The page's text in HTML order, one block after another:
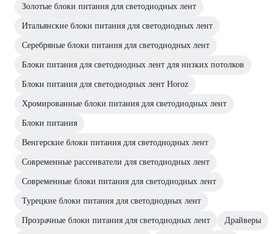
Золотые блоки питания для светодиодных лент
Итальянские блоки питания для светодиодных лент
Серебряные блоки питания для светодиодных лент
Блоки питания для светодиодных лент для низких потолков
Блоки питания для светодиодных лент Horoz
Хромированные блоки питания для светодиодных лент
Блоки питания
Венгерские блоки питания для светодиодных лент
Современные рассеиватели для светодиодных лент
Современные блоки питания для светодиодных лент
Турецкие блоки питания для светодиодных лент
Прозрачные блоки питания для светодиодных лент Драйверы